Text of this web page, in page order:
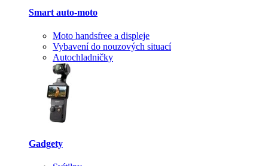
Smart auto-moto
Moto handsfree a displeje
Vybavení do nouzových situací
Autochladničky
Gadgety